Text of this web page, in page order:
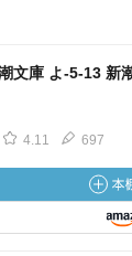
文庫 よ-5-13 新
4.11 697